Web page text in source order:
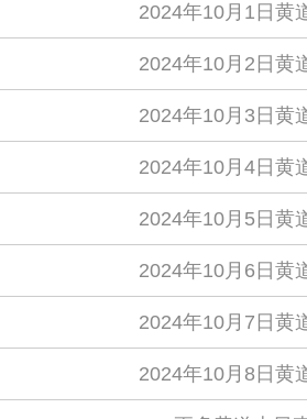
2024年10月1日黄
2024年10月2日黄
2024年10月3日黄
2024年10月4日黄
2024年10月5日黄
2024年10月6日黄
2024年10月7日黄
2024年10月8日黄